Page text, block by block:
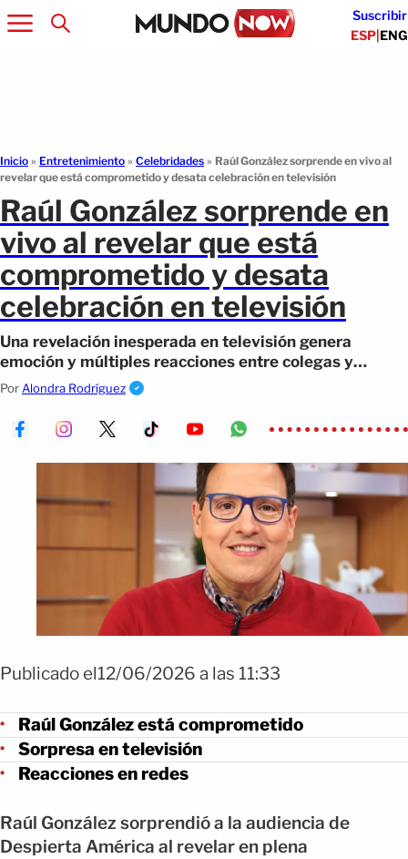
Suscribir
ESP|ENG
Inicio » Entretenimiento » Celebridades » Raúl González sorprende en vivo al
revelar que está comprometido y desata celebración en televisión
Raúl González sorprende en
vivo al revelar que está
comprometido y desata
celebración en televisión
Una revelación inesperada en televisión genera
emoción y múltiples reacciones entre colegas y
seguidores en redes sociales.
Por Alondra Rodríguez
Publicado el12/06/2026 a las 11:33
Raúl González está comprometido
Sorpresa en televisión
Reacciones en redes
Raúl González sorprendió a la audiencia de
Despierta América al revelar en plena